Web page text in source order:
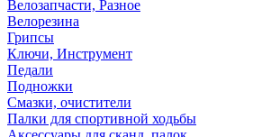
Велозапчасти, Разное
Велорезина
Грипсы
Ключи, Инструмент
Педали
Подножки
Смазки, очистители
Палки для спортивной ходьбы